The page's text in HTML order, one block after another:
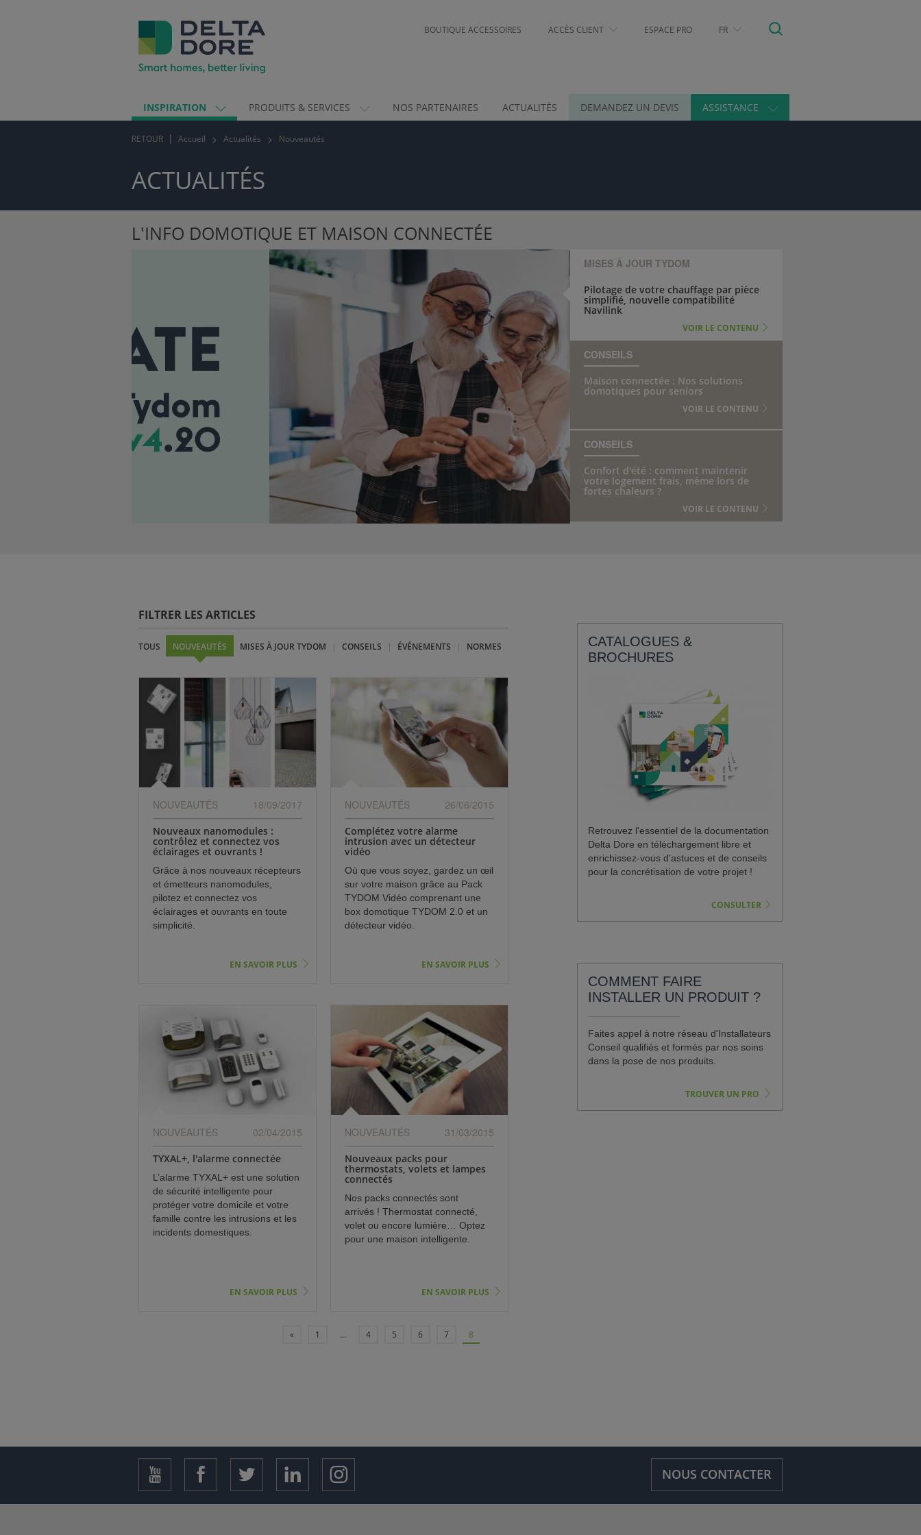
BOUTIQUE ACCESSOIRES ACCÈS CLIENT ESPACE PRO FR
INSPIRATION PRODUITS & SERVICES NOS PARTENAIRES ACTUALITÉS DEMANDEZ UN DEVIS ASSISTANCE
RETOUR Accueil Actualités Nouveautés
ACTUALITÉS
L'INFO DOMOTIQUE ET MAISON CONNECTÉE
MISES À JOUR TYDOM
Pilotage de votre chauffage par pièce
simplifié, nouvelle compatibilité
Navilink
VOIR LE CONTENU
CONSEILS
Maison connectée : Nos solutions
domotiques pour seniors
VOIR LE CONTENU
CONSEILS
Confort d'été : comment maintenir
votre logement frais, même lors de
fortes chaleurs ?
VOIR LE CONTENU
FILTRER LES ARTICLES
TOUS NOUVEAUTÉS MISES À JOUR TYDOM CONSEILS ÉVÉNEMENTS NORMES
NOUVEAUTÉS 18/09/2017
Nouveaux nanomodules :
contrôlez et connectez vos
éclairages et ouvrants !
Grâce à nos nouveaux récepteurs
et émetteurs nanomodules,
pilotez et connectez vos
éclairages et ouvrants en toute
simplicité.
EN SAVOIR PLUS
NOUVEAUTÉS 26/06/2015
Complétez votre alarme
intrusion avec un détecteur
vidéo
Où que vous soyez, gardez un œil
sur votre maison grâce au Pack
TYDOM Vidéo comprenant une
box domotique TYDOM 2.0 et un
détecteur vidéo.
EN SAVOIR PLUS
NOUVEAUTÉS 02/04/2015
TYXAL+, l'alarme connectée
L’alarme TYXAL+ est une solution
de sécurité intelligente pour
protéger votre domicile et votre
famille contre les intrusions et les
incidents domestiques.
EN SAVOIR PLUS
NOUVEAUTÉS 31/03/2015
Nouveaux packs pour
thermostats, volets et lampes
connectés
Nos packs connectés sont
arrivés ! Thermostat connecté,
volet ou encore lumière… Optez
pour une maison intelligente.
EN SAVOIR PLUS
« 1 ... 4 5 6 7 8
CATALOGUES &
BROCHURES
Retrouvez l'essentiel de la documentation
Delta Dore en téléchargement libre et
enrichissez-vous d'astuces et de conseils
pour la concrétisation de votre projet !
CONSULTER
COMMENT FAIRE
INSTALLER UN PRODUIT ?
Faites appel à notre réseau d'Installateurs
Conseil qualifiés et formés par nos soins
dans la pose de nos produits.
TROUVER UN PRO
NOUS CONTACTER